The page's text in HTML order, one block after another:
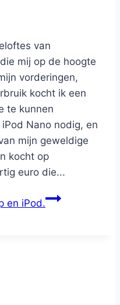
van
mij op de hoogte
vorderingen,
kocht ik een
te kunnen
Nano nodig, en
mijn geweldige
kocht op
euro die...
en iPod.